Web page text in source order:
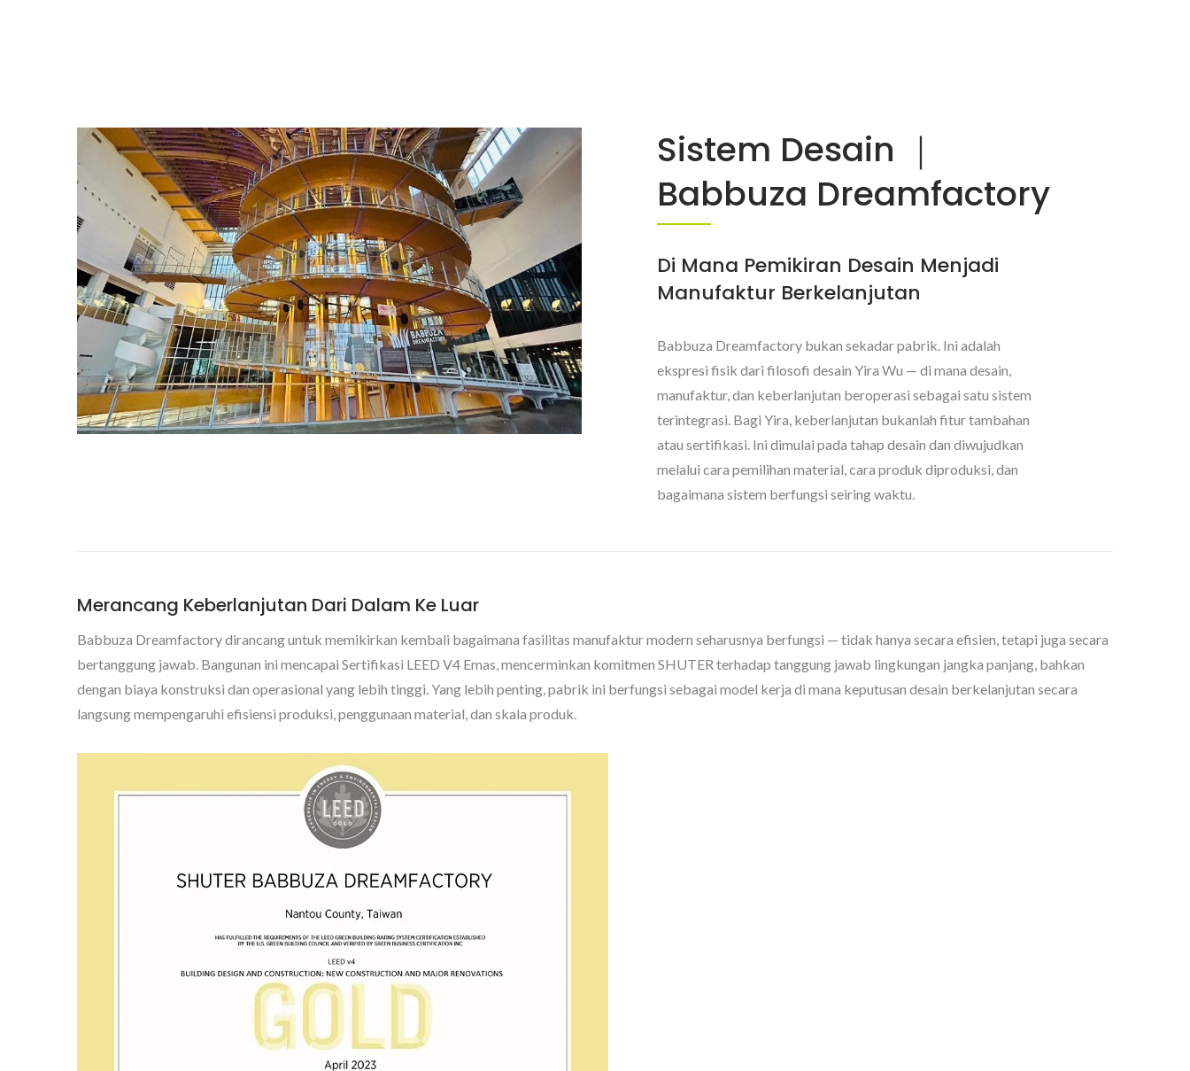
Sistem Desain ｜
Babbuza Dreamfactory
Di Mana Pemikiran Desain Menjadi
Manufaktur Berkelanjutan
Babbuza Dreamfactory bukan sekadar pabrik. Ini adalah
ekspresi fisik dari filosofi desain Yira Wu — di mana desain,
manufaktur, dan keberlanjutan beroperasi sebagai satu sistem
terintegrasi. Bagi Yira, keberlanjutan bukanlah fitur tambahan
atau sertifikasi. Ini dimulai pada tahap desain dan diwujudkan
melalui cara pemilihan material, cara produk diproduksi, dan
bagaimana sistem berfungsi seiring waktu.
Merancang Keberlanjutan Dari Dalam Ke Luar
Babbuza Dreamfactory dirancang untuk memikirkan kembali bagaimana fasilitas manufaktur modern seharusnya berfungsi — tidak hanya secara efisien, tetapi juga secara
bertanggung jawab. Bangunan ini mencapai Sertifikasi LEED V4 Emas, mencerminkan komitmen SHUTER terhadap tanggung jawab lingkungan jangka panjang, bahkan
dengan biaya konstruksi dan operasional yang lebih tinggi. Yang lebih penting, pabrik ini berfungsi sebagai model kerja di mana keputusan desain berkelanjutan secara
langsung mempengaruhi efisiensi produksi, penggunaan material, dan skala produk.